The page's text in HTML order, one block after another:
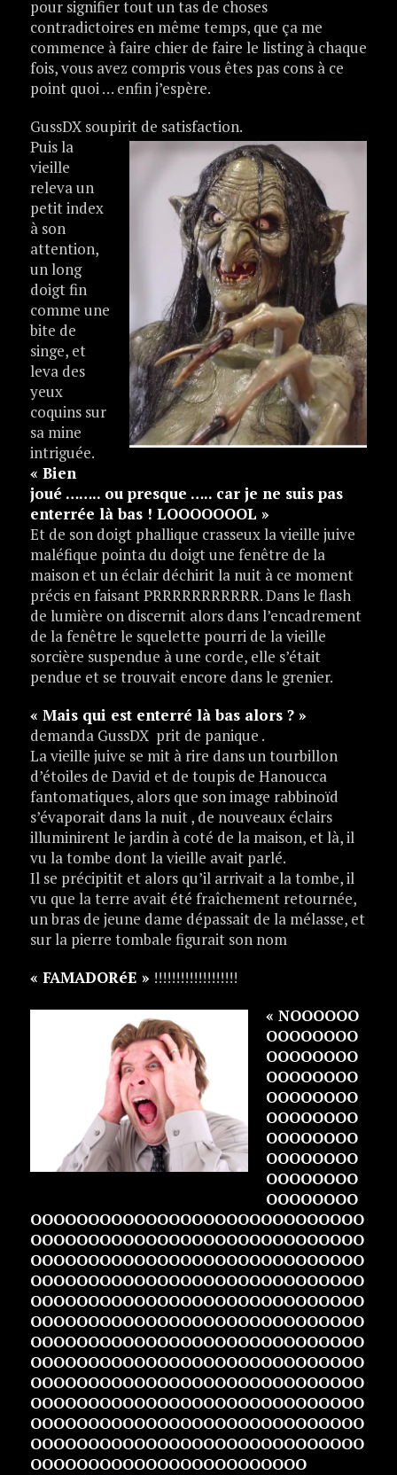
pour signifier tout un tas de choses
contradictoires en même temps, que ça me
commence à faire chier de faire le listing à chaque
fois, vous avez compris vous êtes pas cons à ce
point quoi … enfin j’espère.
GussDX soupirit de satisfaction.
Puis la
vieille
releva un
petit index
à son
attention,
un long
doigt fin
comme une
bite de
singe, et
leva des
yeux
coquins sur
sa mine
intriguée.
« Bien
joué …….. ou presque ….. car je ne suis pas
enterrée là bas ! LOOOOOOOL »
Et de son doigt phallique crasseux la vieille juive
maléfique pointa du doigt une fenêtre de la
maison et un éclair déchirit la nuit à ce moment
précis en faisant PRRRRRRRRRRR. Dans le flash
de lumière on discernit alors dans l’encadrement
de la fenêtre le squelette pourri de la vieille
sorcière suspendue à une corde, elle s’était
pendue et se trouvait encore dans le grenier.
« Mais qui est enterré là bas alors ? »
demanda GussDX prit de panique .
La vieille juive se mit à rire dans un tourbillon
d’étoiles de David et de toupis de Hanoucca
fantomatiques, alors que son image rabbinoïd
s’évaporait dans la nuit , de nouveaux éclairs
illuminirent le jardin à coté de la maison, et là, il
vu la tombe dont la vieille avait parlé.
Il se précipitit et alors qu’il arrivait a la tombe, il
vu que la terre avait été fraîchement retournée,
un bras de jeune dame dépassait de la mélasse, et
sur la pierre tombale figurait son nom
« FAMADORéE » !!!!!!!!!!!!!!!!!!!
« NOOOOOO
OOOOOOOO
OOOOOOOO
OOOOOOOO
OOOOOOOO
OOOOOOOO
OOOOOOOO
OOOOOOOO
OOOOOOOO
OOOOOOOO
OOOOOOOOOOOOOOOOOOOOOOOOOOOOO
OOOOOOOOOOOOOOOOOOOOOOOOOOOOO
OOOOOOOOOOOOOOOOOOOOOOOOOOOOO
OOOOOOOOOOOOOOOOOOOOOOOOOOOOO
OOOOOOOOOOOOOOOOOOOOOOOOOOOOO
OOOOOOOOOOOOOOOOOOOOOOOOOOOOO
OOOOOOOOOOOOOOOOOOOOOOOOOOOOO
OOOOOOOOOOOOOOOOOOOOOOOOOOOOO
OOOOOOOOOOOOOOOOOOOOOOOOOOOOO
OOOOOOOOOOOOOOOOOOOOOOOOOOOOO
OOOOOOOOOOOOOOOOOOOOOOOOOOOOO
OOOOOOOOOOOOOOOOOOOOOOOOOOOOO
OOOOOOOOOOOOOOOOOOOOOOOO